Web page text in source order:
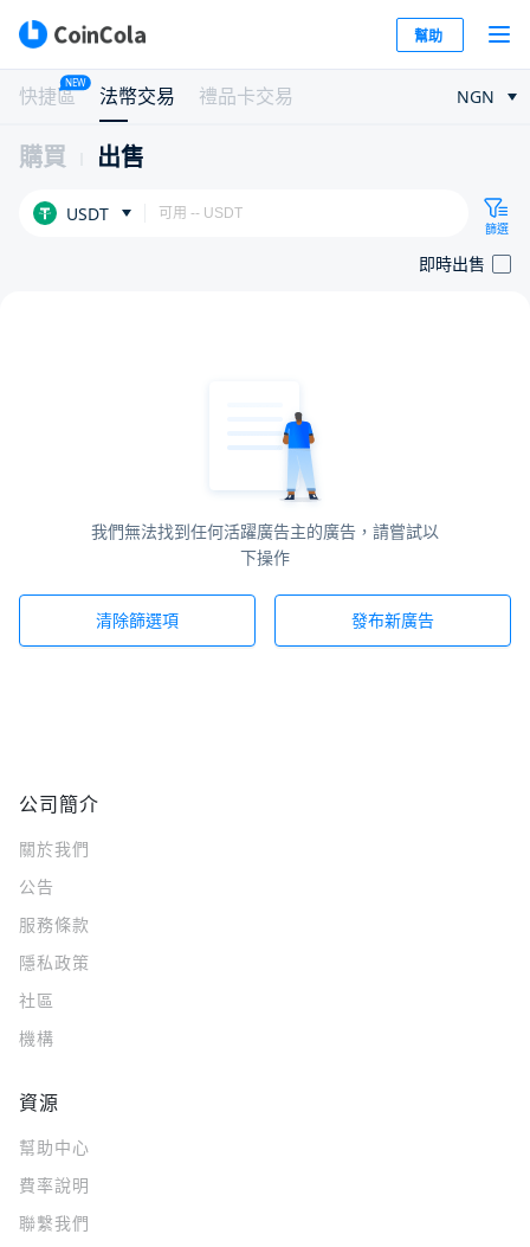
幫助
快捷區
NEW
法幣交易 禮品卡交易 NGN
購買 出售
USDT
篩選
即時出售
我們無法找到任何活躍廣告主的廣告，請嘗試以
下操作
清除篩選項 發布新廣告
公司簡介
關於我們
公告
服務條款
隱私政策
社區
機構
資源
幫助中心
費率說明
聯繫我們